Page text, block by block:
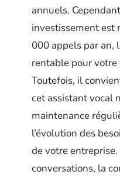
annuels.
investissement est
000 appels par an,
rentable pour votre
Toutefois, il
cet assistant vocal
maintenance
l’évolution des
de votre entreprise.
conversations, la